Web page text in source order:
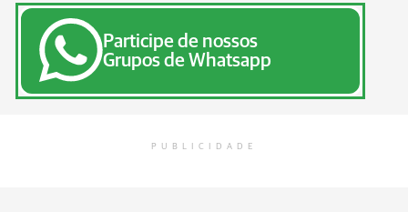
Participe de nossos
Grupos de Whatsapp
PUBLICIDADE